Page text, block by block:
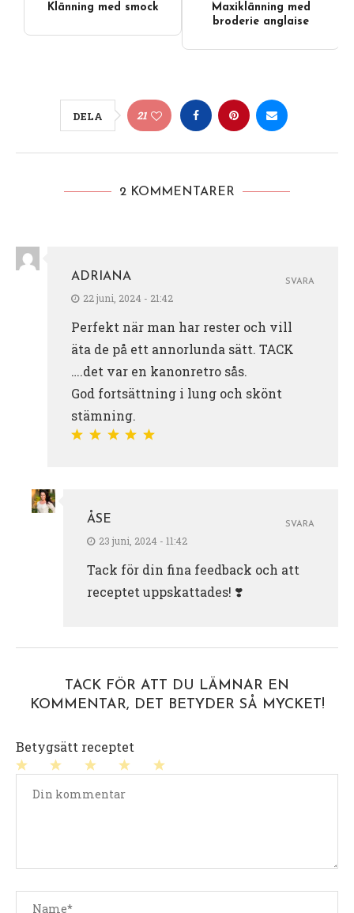
Klänning med smock
Maxiklänning med
broderie anglaise
DELA 21
2 KOMMENTARER
ADRIANA
22 juni, 2024 - 21:42
Perfekt när man har rester och vill
äta de på ett annorlunda sätt. TACK
….det var en kanonretro sås.
God fortsättning i lung och skönt
stämning.
SVARA
ÅSE
23 juni, 2024 - 11:42
Tack för din fina feedback och att
receptet uppskattades! ❣️
SVARA
TACK FÖR ATT DU LÄMNAR EN
KOMMENTAR, DET BETYDER SÅ MYCKET!
Betygsätt receptet
stjärnor
stjärnor
stjärnor
stjärna